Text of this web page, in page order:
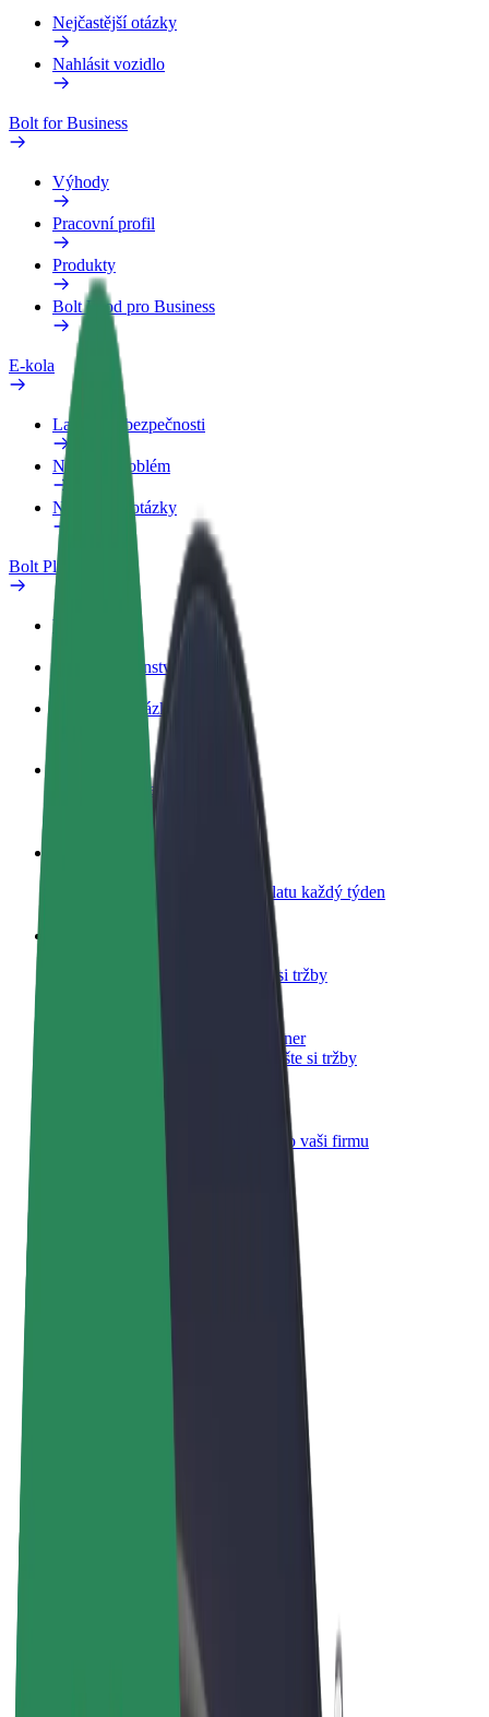
Nejčastější otázky
Nahlásit vozidlo
Bolt for Business
Výhody
Pracovní profil
Produkty
Bolt Food pro Business
E-kola
Laboratoř bezpečnosti
Nahlásit problém
Nejčastější otázky
Bolt Plus
Výhody
Jak získat členství
Nejčastější otázky
Staňte se řidičem
Doručujte jídlo a dostávejte výplatu každý týden
Oslovte více zákazníků a zvyšte si tržby
Zaregistrujte se jako flotilový partner
Přidejte svou flotilu k Boltu a zvyšte si tržby
Produkty a služby Boltu přesně pro vaši firmu